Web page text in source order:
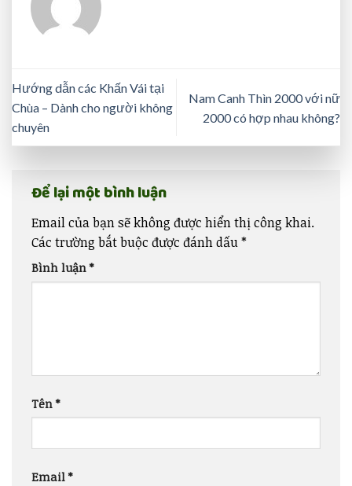
Hướng dẫn các Khấn Vái tại
Chùa – Dành cho người không
chuyên
Nam Canh Thìn 2000 với nữ
2000 có hợp nhau không?
Để lại một bình luận
Email của bạn sẽ không được hiển thị công khai.
Các trường bắt buộc được đánh dấu*
Bình luận*
Tên*
Email*